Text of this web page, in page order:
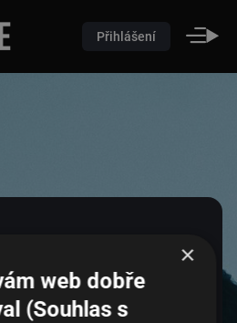
Přihlášení
a heslo
×
web dobře
(Souhlas s